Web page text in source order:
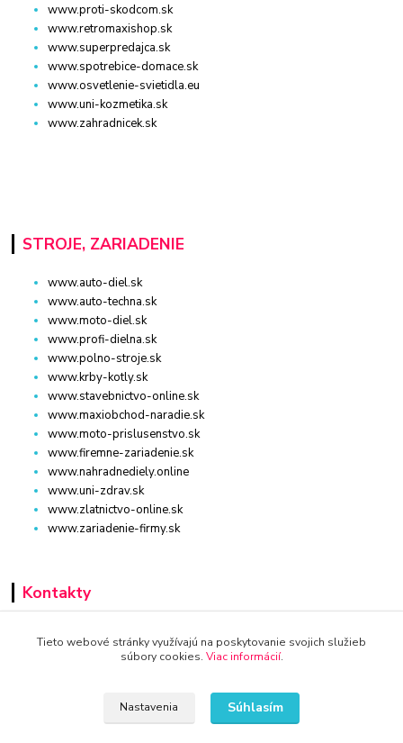
www.proti-skodcom.sk
www.retromaxishop.sk
www.superpredajca.sk
www.spotrebice-domace.sk
www.osvetlenie-svietidla.eu
www.uni-kozmetika.sk
www.zahradnicek.sk
STROJE, ZARIADENIE
www.auto-diel.sk
www.auto-techna.sk
www.moto-diel.sk
www.profi-dielna.sk
www.polno-stroje.sk
www.krby-kotly.sk
www.stavebnictvo-online.sk
www.maxiobchod-naradie.sk
www.moto-prislusenstvo.sk
www.firemne-zariadenie.sk
www.nahradnediely.online
www.uni-zdrav.sk
www.zlatnictvo-online.sk
www.zariadenie-firmy.sk
Kontakty
+421 940 949 000
Tieto webové stránky využívajú na poskytovanie svojich služieb
súbory cookies. Viac informácií.
Nastavenia Súhlasím